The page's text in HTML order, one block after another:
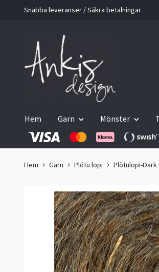
Snabba leveranser / Säkra betalningar
Hem Garn Mönster
Hem Garn Plötu lopi Plötulopi-Dark